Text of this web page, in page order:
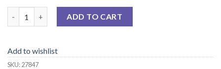
ADD TO CART
Add to wishlist
SKU:27847